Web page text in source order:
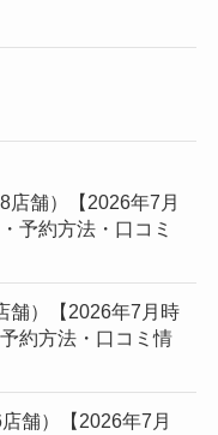
店舗）【2026年7月
予約方法・口コミ
舗）【2026年7月時
約方法・口コミ情
舗）【2026年7月